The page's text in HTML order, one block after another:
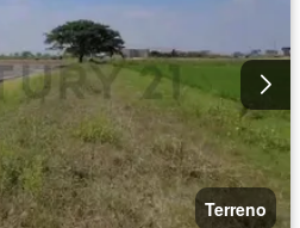
Terreno